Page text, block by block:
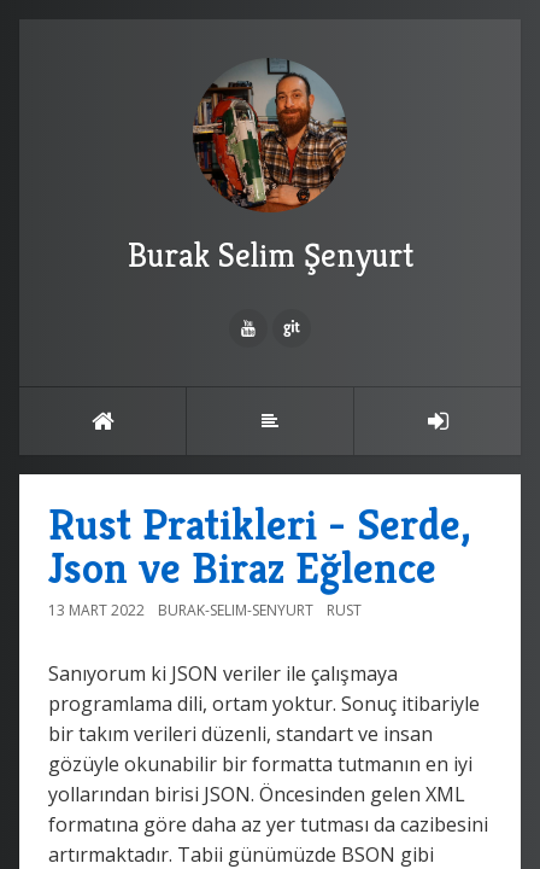
Burak Selim Şenyurt
Rust Pratikleri - Serde,
Json ve Biraz Eğlence
13 MART 2022 BURAK-SELIM-SENYURT RUST
Sanıyorum ki JSON veriler ile çalışmaya
programlama dili, ortam yoktur. Sonuç itibariyle
bir takım verileri düzenli, standart ve insan
gözüyle okunabilir bir formatta tutmanın en iyi
yollarından birisi JSON. Öncesinden gelen XML
formatına göre daha az yer tutması da cazibesini
artırmaktadır. Tabii günümüzde BSON gibi